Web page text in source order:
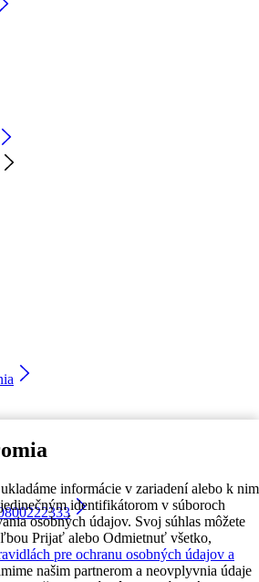
informácie v zariadení alebo k nim
identifikátorom v súboroch
osobných údajov. Svoj súhlas môžete
Prijať alebo Odmietnuť všetko,
pre ochranu osobných údajov a
našim partnerom a neovplyvnia údaje